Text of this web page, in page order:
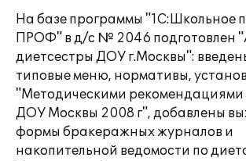
На базе программы "1С:Школьное
ПРОФ" в д/с № 2046 подготовлен
диетсестры ДОУ г.Москвы":
типовые меню, нормативы,
"Методическими
ДОУ Москвы 2008 г", добавлены
формы бракеражных журналов и
накопительной ведомости по